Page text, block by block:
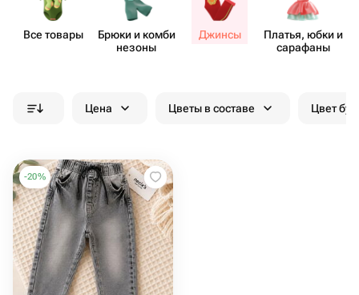
Все товары
Брюки и комби​
незоны
Джинсы
Платья, юбки и
сарафаны
Цена Цветы в составе Цвет
-20%